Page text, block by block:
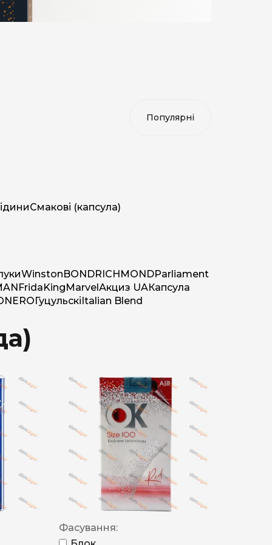
Смакові (капсула)
WinstonBONDRICHMONDParliament
FridaKingMarvelАкциз UAКапсула
NEROГуцульскіItalian Blend
Фасування: